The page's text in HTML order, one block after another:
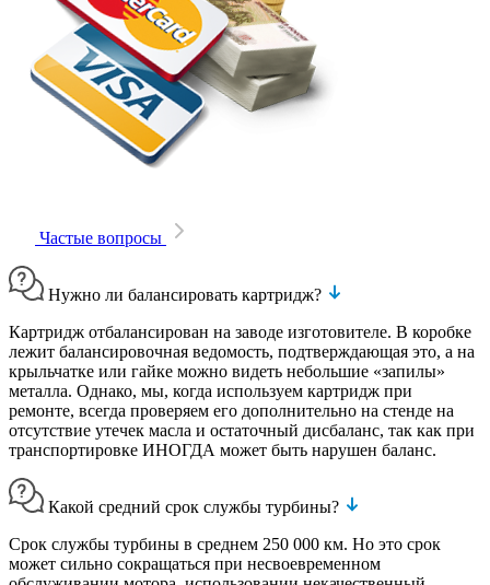
Частые вопросы
Нужно ли балансировать картридж?
Картридж отбалансирован на заводе изготовителе. В коробке
лежит балансировочная ведомость, подтверждающая это, а на
крыльчатке или гайке можно видеть небольшие «запилы»
металла. Однако, мы, когда используем картридж при
ремонте, всегда проверяем его дополнительно на стенде на
отсутствие утечек масла и остаточный дисбаланс, так как при
транспортировке ИНОГДА может быть нарушен баланс.
Какой средний срок службы турбины?
Срок службы турбины в среднем 250 000 км. Но это срок
может сильно сокращаться при несвоевременном